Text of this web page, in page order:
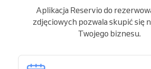
Aplikacja Reservio do
zdjęciowych pozwala skupić się
Twojego biznesu.